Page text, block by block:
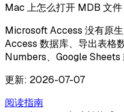
Mac 上怎么打开 MDB 文件
Microsoft Access 没有原
Access 数据库、导出表格
Numbers、Google Sheets
更新: 2026-07-07
阅读指南